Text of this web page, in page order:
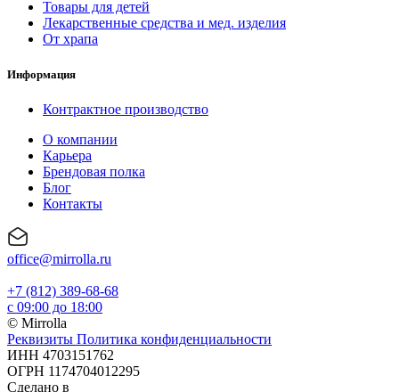
Товары для детей
Лекарственные средства и мед. изделия
От храпа
Информация
Контрактное производство
О компании
Карьера
Брендовая полка
Блог
Контакты
office@mirrolla.ru
+7 (812) 389-68-68
с 09:00 до 18:00
© Mirrolla
Реквизиты Политика конфиденциальности
ИНН 4703151762
ОГРН 1174704012295
Сделано в